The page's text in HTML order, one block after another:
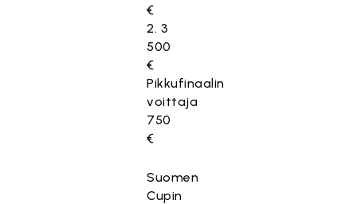
€
2. 3
500
€
Pikkufinaalin
voittaja
750
€
Suomen
Cupin